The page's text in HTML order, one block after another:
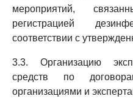
мероприятий,
регистрацией
соответствии с
3.3. Организацию
средств по
организациями и